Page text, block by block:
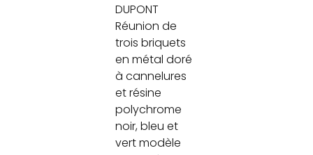
DUPONT
Réunion de
trois briquets
en métal doré
à cannelures
et résine
polychrome
noir, bleu et
vert modèle